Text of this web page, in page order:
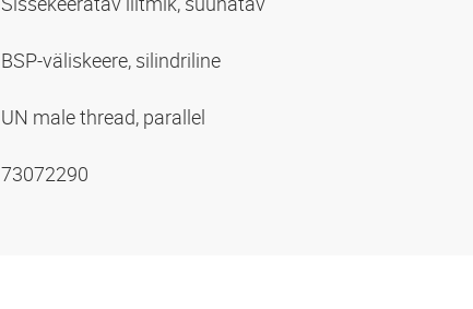
BSP-väliskeere, silindriline
UN male thread, parallel
73072290